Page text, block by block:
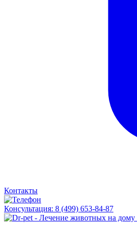
Контакты
Консультация: 8 (499) 653-84-87